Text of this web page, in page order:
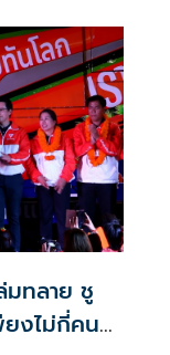
รรคอนาคตใหม่
งในพรรคส้ม
ทลาย ชู
ยงไม่กี่คน